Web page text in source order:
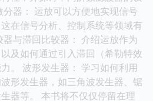
器： 运放可以方便地实现信号
在信号分析、控制系统等领域有
与滞回比较器： 介绍运放作为
及如何通过引入滞回（希勒特效
。 波形发生器： 学习如何利用
形发生器，如三角波发生器、锯
器等。 本书将不仅仅停留在理